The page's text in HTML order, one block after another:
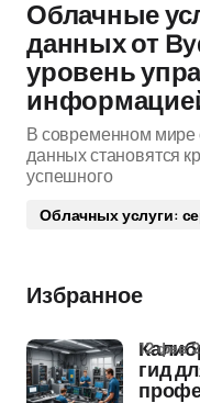
Облачные
данных от
уровень
В современном мире
данных становятся
успешного
Облачных услуги:
Избранное
гид
12 фев